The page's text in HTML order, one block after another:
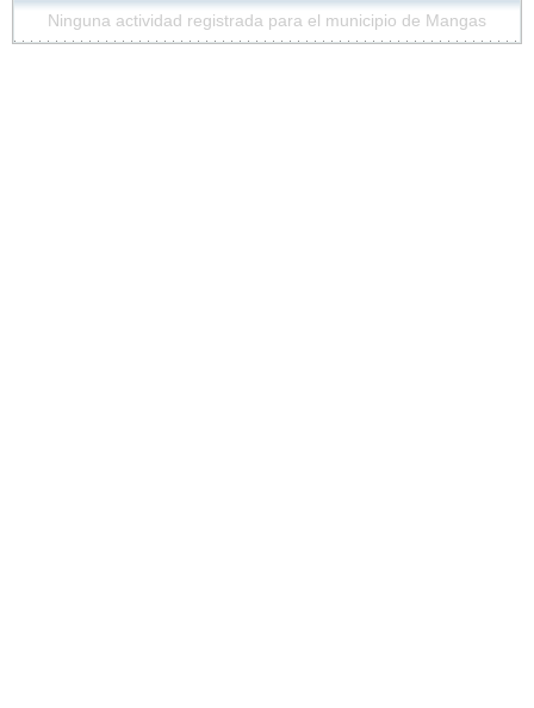
Ninguna actividad registrada para el municipio de Mangas